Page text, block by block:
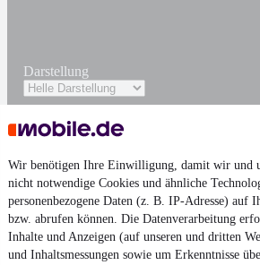
Wir benötigen Ihre Einwilligung, damit wir und
nicht notwendige Cookies und ähnliche
personenbezogene Daten (z. B. IP-Adresse) auf
bzw. abrufen können. Die Datenverarbeitung
Inhalte und Anzeigen (auf unseren und dritten
und Inhaltsmessungen sowie um Erkenntnisse
Darstellung